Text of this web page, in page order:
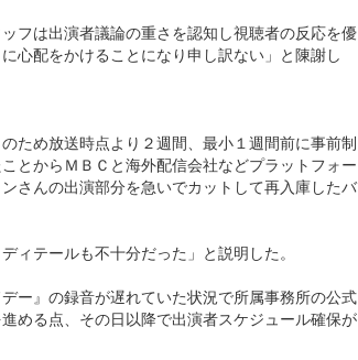
フは出演者議論の重さを認知し視聴者の反応を優
心配をかけることになり申し訳ない」と陳謝し
ため放送時点より２週間、最小１週間前に事前制
とからＭＢＣと海外配信会社などプラットフォー
さんの出演部分を急いでカットして再入庫したバ
ィテールも不十分だった」と説明した。
ー』の録音が遅れていた状況で所属事務所の公式
める点、その日以降で出演者スケジュール確保が